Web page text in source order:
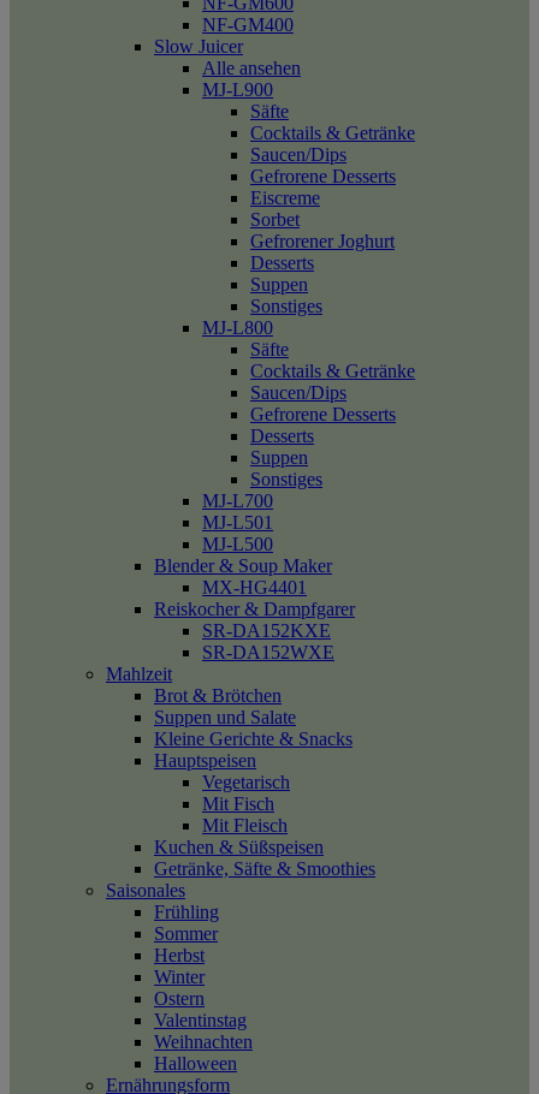
NF-GM400
Slow Juicer
Alle ansehen
MJ-L900
Säfte
Cocktails & Getränke
Saucen/Dips
Gefrorene Desserts
Eiscreme
Sorbet
Gefrorener Joghurt
Desserts
Suppen
Sonstiges
MJ-L800
Säfte
Cocktails & Getränke
Saucen/Dips
Gefrorene Desserts
Desserts
Suppen
Sonstiges
MJ-L700
MJ-L501
MJ-L500
Blender & Soup Maker
MX-HG4401
Reiskocher & Dampfgarer
SR-DA152KXE
SR-DA152WXE
Mahlzeit
Brot & Brötchen
Suppen und Salate
Kleine Gerichte & Snacks
Hauptspeisen
Vegetarisch
Mit Fisch
Mit Fleisch
Kuchen & Süßspeisen
Getränke, Säfte & Smoothies
Saisonales
Frühling
Sommer
Herbst
Winter
Ostern
Valentinstag
Weihnachten
Halloween
Ernährungsform